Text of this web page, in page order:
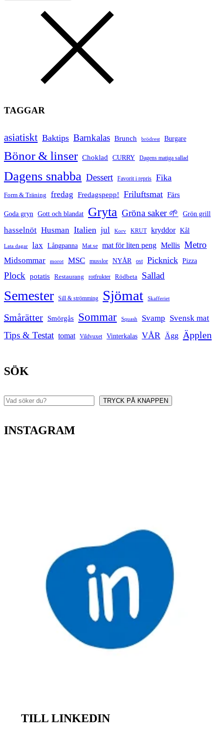
TAGGAR
asiatiskt Baktips Barnkalas Brunch brödrest Burgare
Bönor & linser Choklad CURRY Dagens matiga sallad
Dagens snabba Dessert Favorit i repris Fika
Form & Träning fredag Fredagspepp! Friluftsmat Färs
Goda gryn Gott och blandat Gryta Gröna saker 🌱 Grön grill
hasselnöt Husman Italien jul Korv KRUT kryddor Kål
Lata dagar lax Långpanna Mat.se mat för liten peng Mellis Metro
Midsommar morot MSC musslor NYÅR ost Picknick Pizza
Plock potatis Restaurang rotfrukter Rödbeta Sallad
Semester Sill & strömming Sjömat Skafferiet
Smårätter Smörgås Sommar Squash Svamp Svensk mat
Tips & Testat tomat Vildvuxet Vinterkalas VÅR Ägg Äpplen
SÖK
Sök TRYCK PÅ KNAPPEN
INSTAGRAM
TILL LINKEDIN